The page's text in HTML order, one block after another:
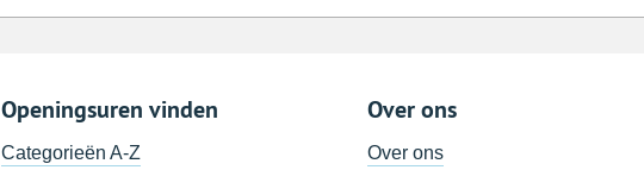
Openingsuren vinden
Categorieën A-Z
Over ons
Over ons